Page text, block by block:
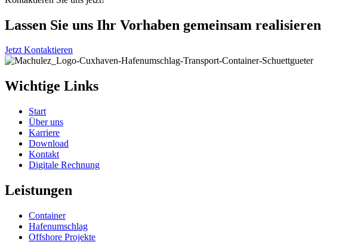
Lassen Sie uns Ihr Vorhaben gemeinsam realisieren
Jetzt Kontaktieren
Wichtige Links
Start
Über uns
Karriere
Download
Kontakt
Digitale Rechnung
Leistungen
Container
Hafenumschlag
Offshore Projekte